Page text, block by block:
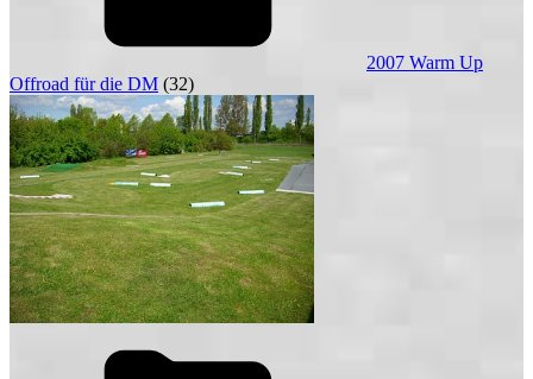
2007 Warm Up
Offroad für die DM (32)